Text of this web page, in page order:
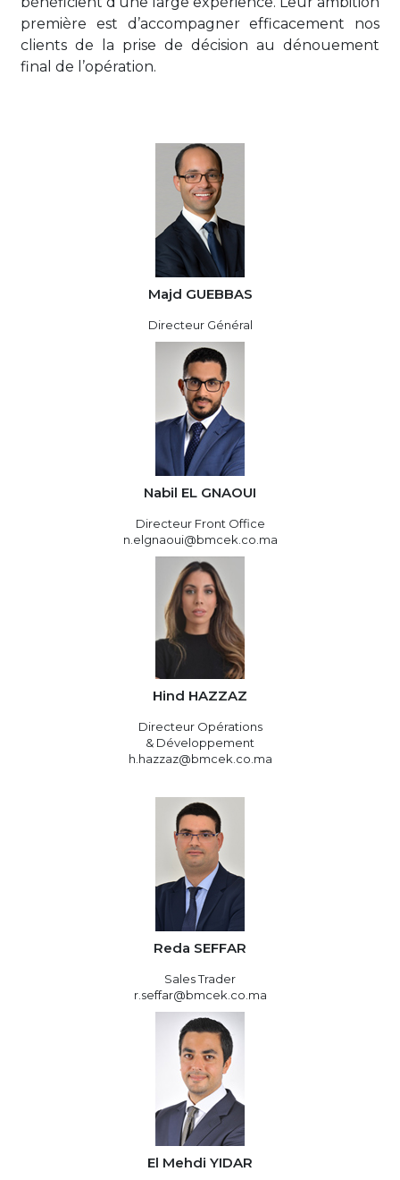
première est d’accompagner efficacement nos
clients de la prise de décision au dénouement
final de l’opération.
Majd GUEBBAS
Directeur Général
Nabil EL GNAOUI
Directeur Front Office
n.elgnaoui@bmcek.co.ma
Hind HAZZAZ
Directeur Opérations
& Développement
h.hazzaz@bmcek.co.ma
Reda SEFFAR
Sales Trader
r.seffar@bmcek.co.ma
El Mehdi YIDAR